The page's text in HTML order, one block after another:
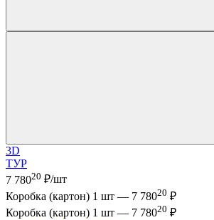
3D
ТУР
7 78020 ₽/шт
Коробка (картон) 1 шт — 7 78020 ₽
Коробка (картон) 1 шт — 7 78020 ₽